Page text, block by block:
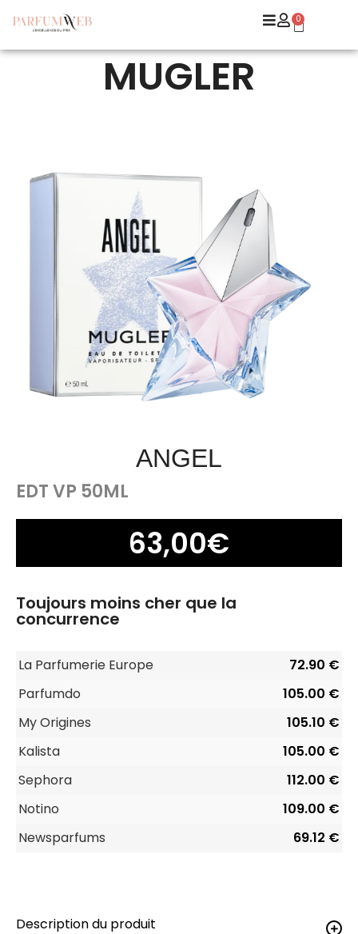
0
MUGLER
ANGEL
EDT VP 50ML
63,00€
Toujours moins cher que la
concurrence
La Parfumerie Europe
72.90 €
Parfumdo
105.00 €
My Origines
105.10 €
Kalista
105.00 €
Sephora
112.00 €
Notino
109.00 €
Newsparfums
69.12 €
Description du produit